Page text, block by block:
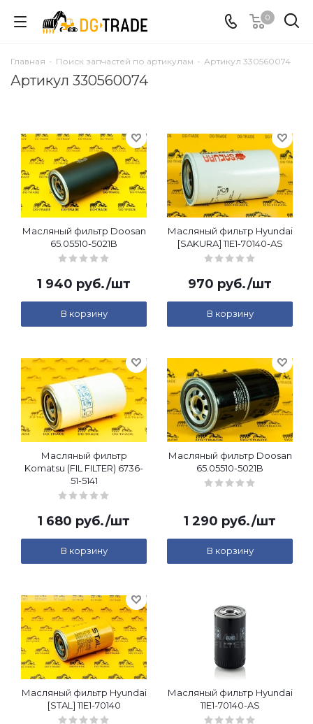
0
Главная - Поиск запчастей по артикулам - Артикул 330560074
Артикул 330560074
Масляный фильтр Doosan
65.05510-5021B
1 940 руб./шт
В корзину
Масляный фильтр Hyundai
[SAKURA] 11E1-70140-AS
970 руб./шт
В корзину
Масляный фильтр
Komatsu (FIL FILTER) 6736-
51-5141
1 680 руб./шт
В корзину
Масляный фильтр Doosan
65.05510-5021B
1 290 руб./шт
В корзину
Масляный фильтр Hyundai
[STAL] 11E1-70140
Масляный фильтр Hyundai
11E1-70140-AS